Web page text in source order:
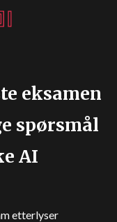
eksamen
spørsmål
AI
etterlyser